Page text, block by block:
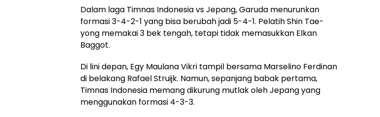
Dalam laga Timnas Indonesia vs Jepang, Garuda menurunkan
formasi 3-4-2-1 yang bisa berubah jadi 5-4-1. Pelatih Shin Tae-
yong memakai 3 bek tengah, tetapi tidak memasukkan Elkan
Baggot.
Di lini depan, Egy Maulana Vikri tampil bersama Marselino Ferdinan
di belakang Rafael Struijk. Namun, sepanjang babak pertama,
Timnas Indonesia memang dikurung mutlak oleh Jepang yang
menggunakan formasi 4-3-3.